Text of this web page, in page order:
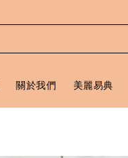
關於我們 美麗易典